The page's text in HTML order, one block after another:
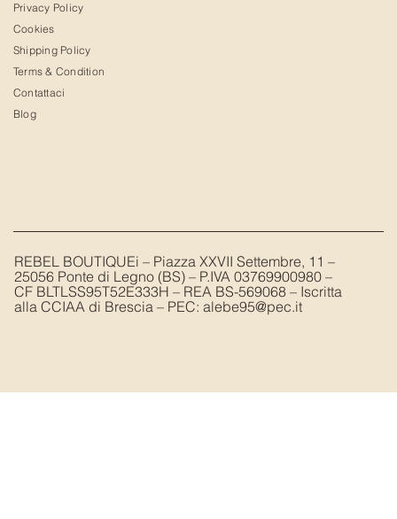
Privacy Policy
Cookies
Shipping Policy
Terms & Condition
Contattaci
Blog
REBEL BOUTIQUEi – Piazza XXVII Settembre, 11 –
25056 Ponte di Legno (BS) – P.IVA 03769900980 –
CF BLTLSS95T52E333H – REA BS-569068 – Iscritta
alla CCIAA di Brescia – PEC: alebe95@pec.it